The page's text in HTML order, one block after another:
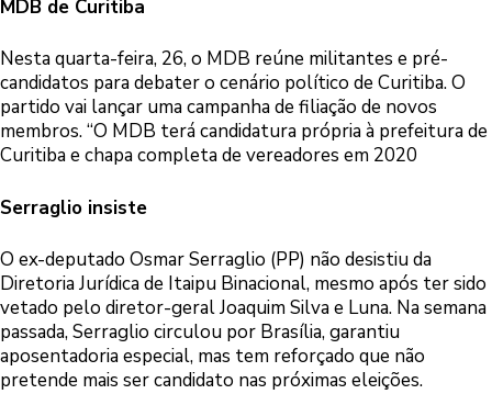
MDB de Curitiba
Nesta quarta-feira, 26, o MDB reúne militantes e pré-
candidatos para debater o cenário político de Curitiba. O
partido vai lançar uma campanha de filiação de novos
membros. “O MDB terá candidatura própria à prefeitura de
Curitiba e chapa completa de vereadores em 2020
Serraglio insiste
O ex-deputado Osmar Serraglio (PP) não desistiu da
Diretoria Jurídica de Itaipu Binacional, mesmo após ter sido
vetado pelo diretor-geral Joaquim Silva e Luna. Na semana
passada, Serraglio circulou por Brasília, garantiu
aposentadoria especial, mas tem reforçado que não
pretende mais ser candidato nas próximas eleições.